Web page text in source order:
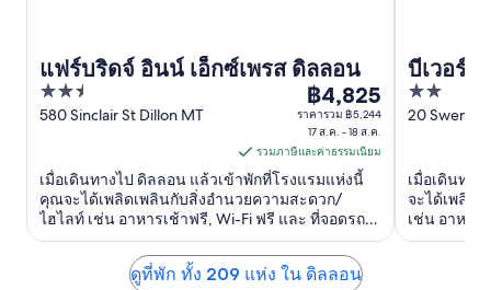
แฟร์บริดจ์ อินน์ เอ็กซ์เพรส ดิลลอน
2.5
out
580 Sinclair St Dillon MT
ราคา
฿4,825
ต่อ
คืน
เข้า
พัก
17
ส.ค.
฿4,825
ราคารวม ฿5,244
17 ส.ค. - 18 ส.ค.
รวมภาษีและค่าธรรมเนียม
เมื่อเดินทางไป ดิลลอน แล้วเข้าพักที่โรงแรมแห่งนี้
คุณจะได้เพลิดเพลินกับสิ่งอำนวยความสะดวก/
ไฮไลท์ เช่น อาหารเช้าฟรี, Wi-Fi ฟรี และ ที่จอดรถ
ฟรี ผู้เข้าพักที่จองกับเรารีวิวว่าชอบอาหารเช้าและ
พนักงานเป็นพิเศษ ...
บีเวอร์เ
2
out
20
เมื่อเดินทา
จะได้เพลิด
เช่น อาหาร
พักที่จองกับ
ดูที่พัก ทั้ง 209 แห่ง ใน ดิลลอน